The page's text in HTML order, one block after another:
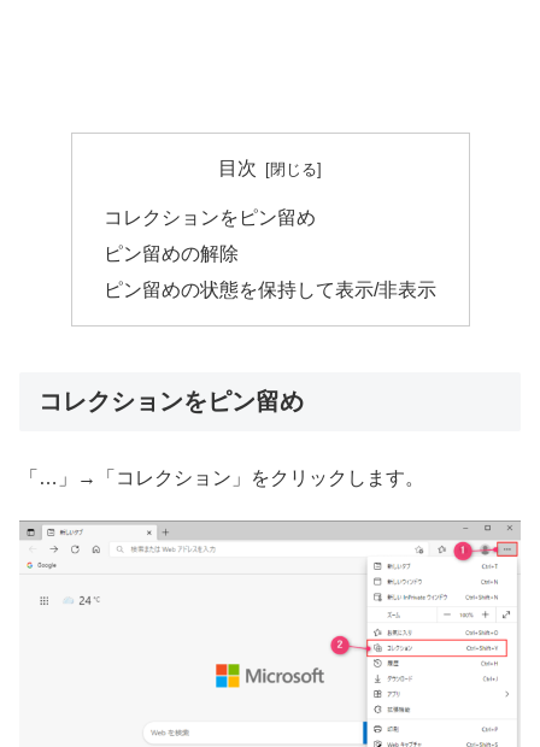
目次
コレクションをピン留め
ピン留めの解除
ピン留めの状態を保持して表示/非表示
コレクションをピン留め
「…」→「コレクション」をクリックします。